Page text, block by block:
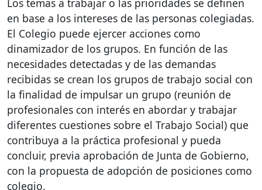
Los temas a trabajar o las prioridades se definen
en base a los intereses de las personas colegiadas.
El Colegio puede ejercer acciones como
dinamizador de los grupos. En función de las
necesidades detectadas y de las demandas
recibidas se crean los grupos de trabajo social con
la finalidad de impulsar un grupo (reunión de
profesionales con interés en abordar y trabajar
diferentes cuestiones sobre el Trabajo Social) que
contribuya a la práctica profesional y pueda
concluir, previa aprobación de Junta de Gobierno,
con la propuesta de adopción de posiciones como
colegio.